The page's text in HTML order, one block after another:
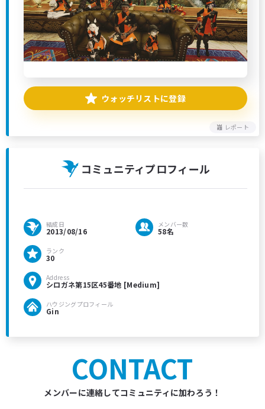
レポート
ウォッチリストに登録
コミュニティプロフィール
結成日
2013/08/16
メンバー数
58名
ランク
30
Address
シロガネ第15区45番地 [Medium]
ハウジングプロフィール
Gin
CONTACT
メンバーに連絡してコミュニティに加わろう！